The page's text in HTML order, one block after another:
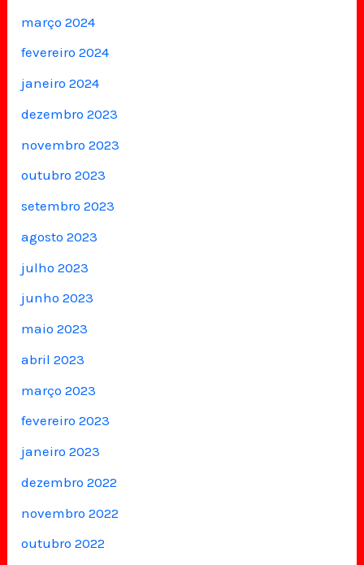
março 2024
fevereiro 2024
janeiro 2024
dezembro 2023
novembro 2023
outubro 2023
setembro 2023
agosto 2023
julho 2023
junho 2023
maio 2023
abril 2023
março 2023
fevereiro 2023
janeiro 2023
dezembro 2022
novembro 2022
outubro 2022